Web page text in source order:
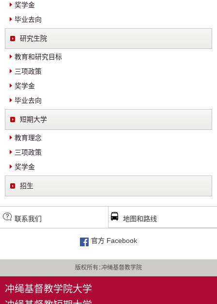
奖学金
毕业去向
研究生院
教育和研究目标
三项政策
奖学金
毕业去向
短期大学
教育理念
三项政策
奖学金
招生
联系我们 地图和路线
官方 Facebook
版权所有：冲绳基督教学院
冲绳基督教学院大学